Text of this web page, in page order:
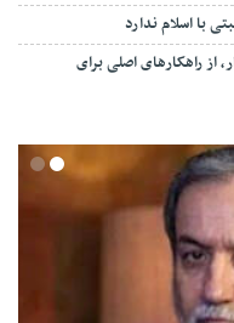
با اسلام ندارد
از راهکارهای اصلی برای